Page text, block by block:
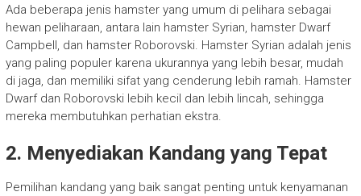
Ada beberapa jenis hamster yang umum di pelihara sebagai
hewan peliharaan, antara lain hamster Syrian, hamster Dwarf
Campbell, dan hamster Roborovski. Hamster Syrian adalah jenis
yang paling populer karena ukurannya yang lebih besar, mudah
di jaga, dan memiliki sifat yang cenderung lebih ramah. Hamster
Dwarf dan Roborovski lebih kecil dan lebih lincah, sehingga
mereka membutuhkan perhatian ekstra.
2. Menyediakan Kandang yang Tepat
Pemilihan kandang yang baik sangat penting untuk kenyamanan